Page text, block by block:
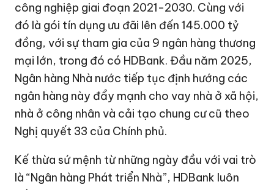
công nghiệp giai đoạn 2021-2030. Cùng với
đó là gói tín dụng ưu đãi lên đến145.000 tỷ
đồng, với sự tham gia của 9 ngân hàng thương
mại lớn, trong đó có HDBank. Đầu năm 2025,
Ngân hàng Nhà nước tiếp tục định hướng các
ngân hàng này đẩy mạnh cho vay nhà ở xã hội,
nhà ở công nhân và cải tạo chung cư cũ theo
Nghị quyết 33 của Chính phủ.
Kế thừa sứ mệnh từ những ngày đầu với vai trò
là “Ngân hàng Phát triển Nhà”, HDBank luôn